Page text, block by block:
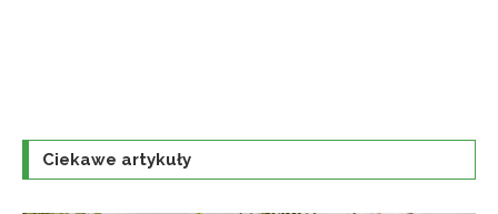
Ciekawe artykuły